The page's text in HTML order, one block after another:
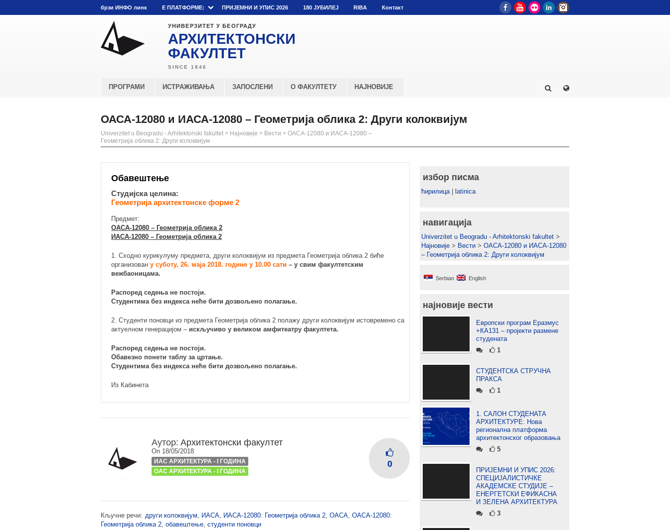
брзи ИНФО линк E ПЛАТФОРМЕ: ПРИЈЕМНИ И УПИС 2026 180 ЈУБИЛЕЈ RIBA Контакт FacebookYouTube
Flickr LinkedIn
УНИВЕРЗИТЕТ У БЕОГРАДУ
АРХИТЕКТОНСКИ
ФАКУЛТЕТ
ПРОГРАМИ ИСТРАЖИВАЊА ЗАПОСЛЕНИ О ФАКУЛТЕТУ НАЈНОВИЈЕ
ОАСА-12080 и ИАСА-12080 – Геометрија облика 2: Други колоквијум
Univerzitet u Beogradu - Arhitektonski fakultet > Најновије > Вести > ОАСА-12080 и ИАСА-12080 –
Геометрија облика 2: Други колоквијум
Обавештење
Студијска целина:
Геометрија архитектонске форме 2
Предмет:
ОАСА-12080 – Геометрија облика 2
ИАСА-12080 – Геометрија облика 2
1. Сходно курикулуму предмета, други колоквијум из предмета Геометрија облика 2 биће
организован у суботу, 26. маја 2018. године у 10.00 сати – у свим факултетским
вежбаоницама.
Распоред седења не постоји.
Студентима без индекса неће бити дозвољено полагање.
2. Студенти поновци из предмета Геометрија облика 2 полажу други колоквијум истовремено са
актуелном генерацијом – искључиво у великом амфитеатру факултета.
Распоред седења не постоји.
Обавезно понети таблу за цртање.
Студентима без индекса неће бити дозвољено полагање.
Из Кабинета
Аутор: Архитектонски факултет
On 18/05/2018
ИАС АРХИТЕКТУРА - I ГОДИНА
ОАС АРХИТЕКТУРА - I ГОДИНА
0
Кључне речи: други колоквијум, ИАСА, ИАСА-12080: Геометрија облика 2, ОАСА, ОАСА-12080:
Геометрија облика 2, обавештење, студенти поновци
избор писма
ћирилица| latinica
навигација
Univerzitet u Beogradu - Arhitektonski fakultet >
Најновије > Вести > ОАСА-12080 и ИАСА-12080
– Геометрија облика 2: Други колоквијум
Serbian English
најновије вести
Европски програм Еразмус
+КА131 – пројекти размене
студената
1
СТУДЕНТСКА СТРУЧНА
ПРАКСА
1
1. САЛОН СТУДЕНАТА
АРХИТЕКТУРЕ: Нова
регионална платформа
архитектонског образовања
5
ПРИЈЕМНИ И УПИС 2026:
СПЕЦИЈАЛИСТИЧКЕ
АКАДЕМСКЕ СТУДИЈЕ –
ЕНЕРГЕТСКИ ЕФИКАСНА
И ЗЕЛЕНА АРХИТЕКТУРА
3